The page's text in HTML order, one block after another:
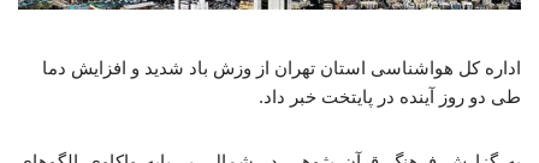
اداره کل هواشناسی استان تهران از وزش باد شدید و افزایش دما
طی دو روز آینده در پایتخت خبر داد.